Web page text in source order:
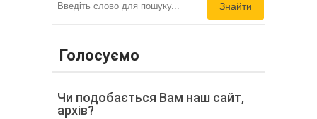
Знайти
Голосуємо
Чи подобається Вам наш сайт,
архів?